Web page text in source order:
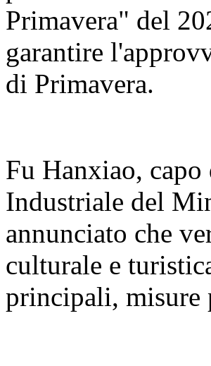
Primavera" del
garantire
di Primavera.
Fu Hanxiao,
Industriale del
annunciato che
culturale e
principali, misure